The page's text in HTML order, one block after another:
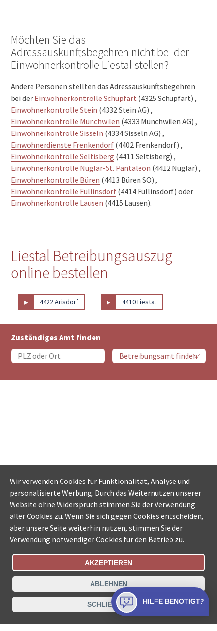
Möchten Sie das
Adressauskunftsbegehren nicht bei der
Einwohnerkontrolle Liestal stellen?
Andere Personen stellten das Adressauskunftsbegehren
bei der Einwohnerkontrolle Schupfart (4325 Schupfart) ,
Einwohnerkontrolle Stein (4332 Stein AG) ,
Einwohnerkontrolle Münchwilen (4333 Münchwilen AG) ,
Einwohnerkontrolle Sisseln (4334 Sisseln AG) ,
Einwohnerdienste Frenkendorf (4402 Frenkendorf) ,
Einwohnerkontrolle Seltisberg (4411 Seltisberg) ,
Einwohnerkontrolle Nuglar-St. Pantaleon (4412 Nuglar) ,
Einwohnerkontrolle Büren (4413 Büren SO) ,
Einwohnerkontrolle Füllinsdorf (4414 Füllinsdorf) oder
Einwohnerkontrolle Lausen (4415 Lausen).
Liestal Betreibungsauszug
online bestellen
▸ 4422 Arisdorf ▸ 4410 Liestal
Zuständiges Amt finden
Bestellungsstatus Ämtersuche der Schweiz
Datenschutz Impressum Nutzungsbestimmungen
Kontakt
Wir verwenden Cookies für Funktionalität, Analyse und
personalisierte Werbung. Durch das Weiternutzen unserer
Website ohne Widerspruch stimmen Sie der Verwendung
aller Cookies zu. Wenn Sie sich gegen Cookies entscheiden,
aber unsere Seite weiterhin nutzen, stimmen Sie der
Verwendung notwendiger Cookies für den Betrieb zu.
AKZEPTIEREN
ABLEHNEN
SCHLIESSEN HILFE BENÖTIGT?